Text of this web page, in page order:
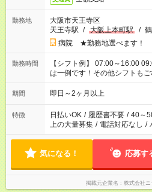
勤務地
大阪市天王寺区
天王寺駅 / 大阪上本町駅 /
病院 ★勤務地選べます！
勤務時間
【シフト例】 07:00～16:00
は一例です！その他シフトもご
期間 即日～2ヶ月以上
特徴 日払いOK / 履歴書不要 / 40～
上の大量募集 / 電話対応なし /
気になる！ 応募す
掲載元企業名 株式会社ニ